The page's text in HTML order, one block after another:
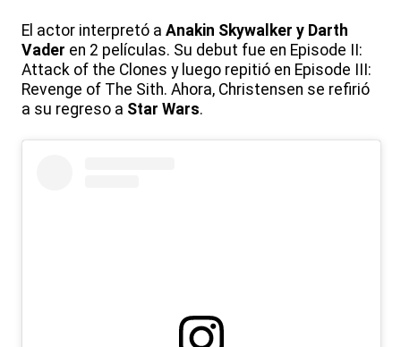
El actor interpretó a Anakin Skywalker y Darth
Vader en 2 películas. Su debut fue en Episode II:
Attack of the Clones y luego repitió en Episode III:
Revenge of The Sith. Ahora, Christensen se refirió
a su regreso a Star Wars.